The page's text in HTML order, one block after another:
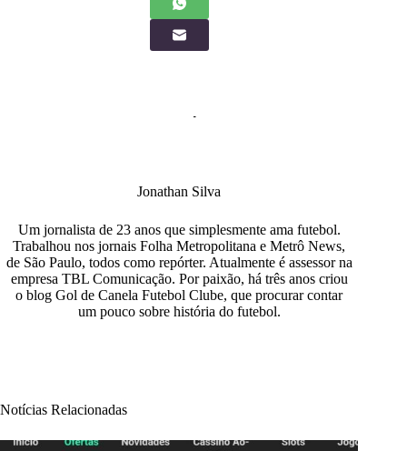
Jonathan Silva
Um jornalista de 23 anos que simplesmente ama futebol.
Trabalhou nos jornais Folha Metropolitana e Metrô News,
de São Paulo, todos como repórter. Atualmente é assessor na
empresa TBL Comunicação. Por paixão, há três anos criou
o blog Gol de Canela Futebol Clube, que procurar contar
um pouco sobre história do futebol.
Notícias Relacionadas